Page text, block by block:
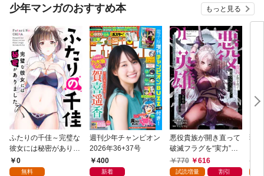
少年マンガのおすすめ本 もっと見る
ふたりの千佳～完璧な
彼女には秘密がありま
した(1)
0
無料
週刊少年チャンピオン
2026年36+37号
400
新着
悪役貴族が開き直って
破滅フラグを“実力”で
叩き折っていたら、い
つの間にかヒロイン達
770 616
試読増量 割引
弱